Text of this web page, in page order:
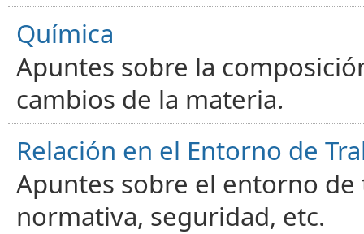
Química
Apuntes sobre la
cambios de la materia.
Relación en el Entorno de
Apuntes sobre el entorno
normativa, seguridad, etc.